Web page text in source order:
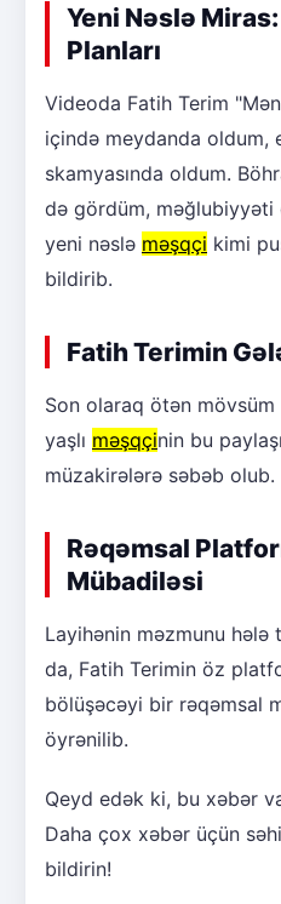
Yeni Nəslə
Planları
Videoda Fatih Terim
içində meydanda oldum,
skamyasında oldum.
də gördüm, məğlubiyyəti
yeni nəslə məşqçi kimi
bildirib.
Fatih Terimin
Son olaraq ötən
yaşlı məşqçinin bu
müzakirələrə səbəb olub.
Rəqəmsal
Mübadiləsi
Layihənin məzmunu hələ
da, Fatih Terimin öz
bölüşəcəyi bir rəqəmsal
öyrənilib.
Qeyd edək ki, bu xəbər
Daha çox xəbər üçün
bildirin!